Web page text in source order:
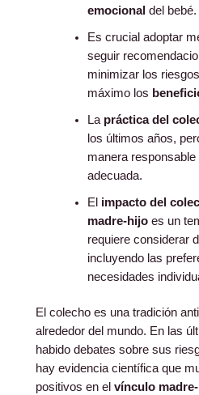
emocionaldel bebé.
Es crucial adoptar
seguir
minimizar los
máximo los
La práctica del
los últimos años,
manera
adecuada.
El impacto del
madre-hijoes un
requiere considerar
incluyendo las
necesidades
El colecho es una tradición
alrededor del mundo. En las
habido debates sobre sus
hay evidencia científica que
positivos en el vínculo